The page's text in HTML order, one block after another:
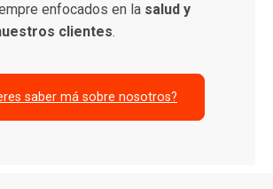
enfocados en la salud y
clientes.
saber má sobre nosotros?